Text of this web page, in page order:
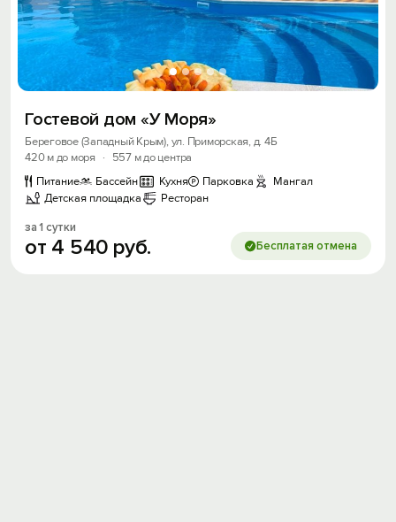
Гостевой дом «У Моря»
Береговое (Западный Крым), ул. Приморская, д. 4Б
420 м до моря
·
557 м до центра
Питание
Бассейн Кухня Парковка
Мангал
Детская площадка
Ресторан
за 1 сутки
от 4 540 руб. Бесплатая отмена